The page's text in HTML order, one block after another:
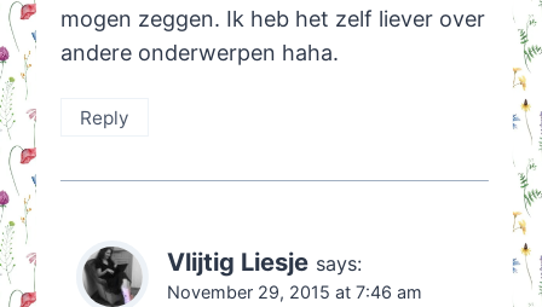
mogen zeggen. Ik heb het zelf liever over
andere onderwerpen haha.
Reply
Vlijtig Liesje says:
November 29, 2015 at 7:46 am